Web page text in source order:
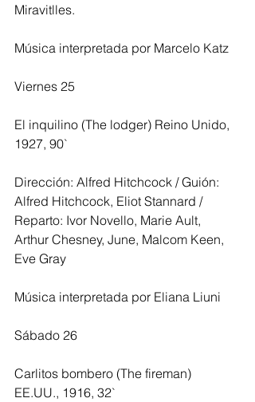
Miravitlles.
Música interpretada por Marcelo Katz
Viernes 25
El inquilino (The lodger) Reino Unido,
1927, 90`
Dirección: Alfred Hitchcock / Guión:
Alfred Hitchcock, Eliot Stannard /
Reparto: Ivor Novello, Marie Ault,
Arthur Chesney, June, Malcom Keen,
Eve Gray
Música interpretada por Eliana Liuni
Sábado 26
Carlitos bombero (The fireman)
EE.UU., 1916, 32`